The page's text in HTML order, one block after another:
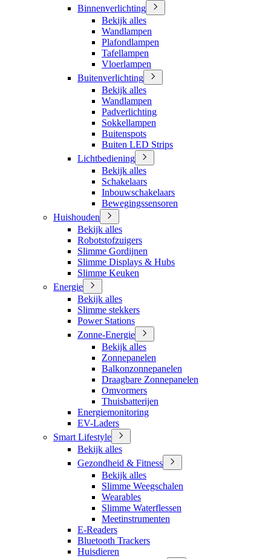
Binnenverlichting
Bekijk alles
Wandlampen
Plafondlampen
Tafellampen
Vloerlampen
Buitenverlichting
Bekijk alles
Wandlampen
Padverlichting
Sokkellampen
Buitenspots
Buiten LED Strips
Lichtbediening
Bekijk alles
Schakelaars
Inbouwschakelaars
Bewegingssensoren
Huishouden
Bekijk alles
Robotstofzuigers
Slimme Gordijnen
Slimme Displays & Hubs
Slimme Keuken
Energie
Bekijk alles
Slimme stekkers
Power Stations
Zonne-Energie
Bekijk alles
Zonnepanelen
Balkonzonnepanelen
Draagbare Zonnepanelen
Omvormers
Thuisbatterijen
Energiemonitoring
EV-Laders
Smart Lifestyle
Bekijk alles
Gezondheid & Fitness
Bekijk alles
Slimme Weegschalen
Wearables
Slimme Waterflessen
Meetinstrumenten
E-Readers
Bluetooth Trackers
Huisdieren